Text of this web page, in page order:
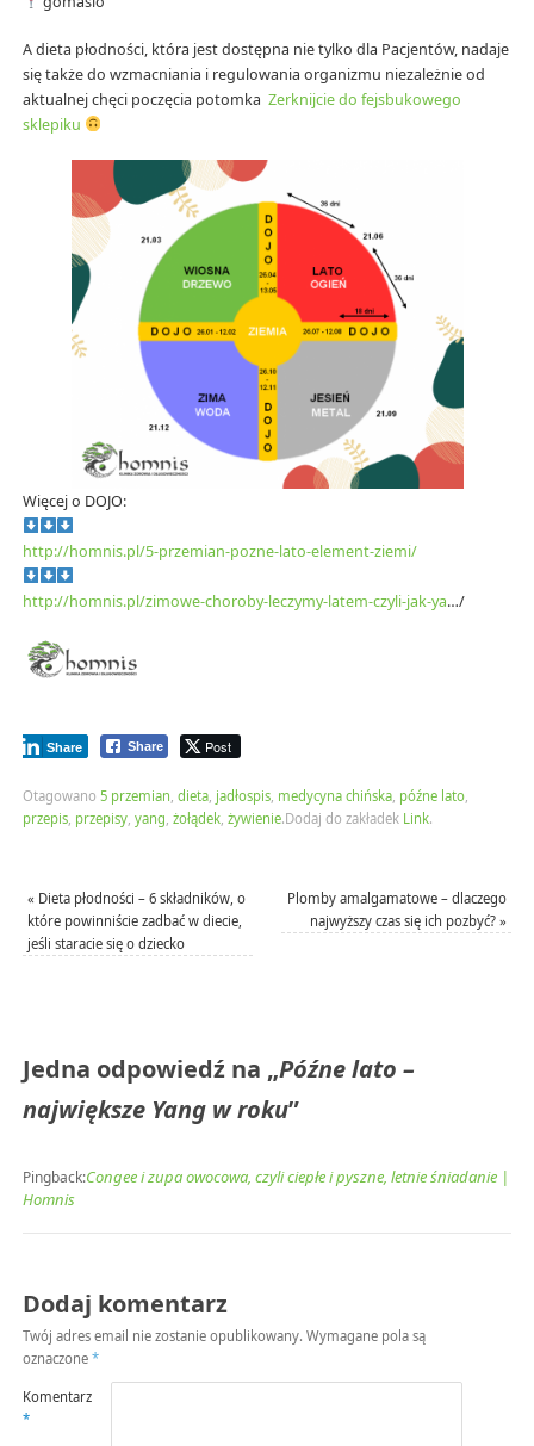
A dieta płodności, która jest dostępna nie tylko dla Pacjentów, nadaje
się także do wzmacniania i regulowania organizmu niezależnie od
aktualnej chęci poczęcia potomka Zerknijcie do fejsbukowego
sklepiku
Więcej o DOJO:
http://homnis.pl/5-przemian-pozne-lato-element-ziemi/
http://homnis.pl/zimowe-choroby-leczymy-latem-czyli-jak-ya…/
Share Post
Share
Otagowano 5 przemian, dieta, jadłospis, medycyna chińska, późne lato,
przepis, przepisy, yang, żołądek, żywienie.Dodaj do zakładek Link.
« Dieta płodności – 6 składników, o
które powinniście zadbać w diecie,
jeśli staracie się o dziecko
Plomby amalgamatowe – dlaczego
najwyższy czas się ich pozbyć?»
Jedna odpowiedź na „Późne lato –
największe Yang w roku”
Pingback:Congee i zupa owocowa, czyli ciepłe i pyszne, letnie śniadanie |
Homnis
Dodaj komentarz
Twój adres email nie zostanie opublikowany. Wymagane pola są
oznaczone *
Komentarz
*